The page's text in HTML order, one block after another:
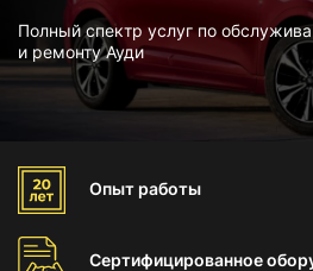
Полный спектр услуг по
и ремонту Ауди
Опыт работы
Сертифицированное